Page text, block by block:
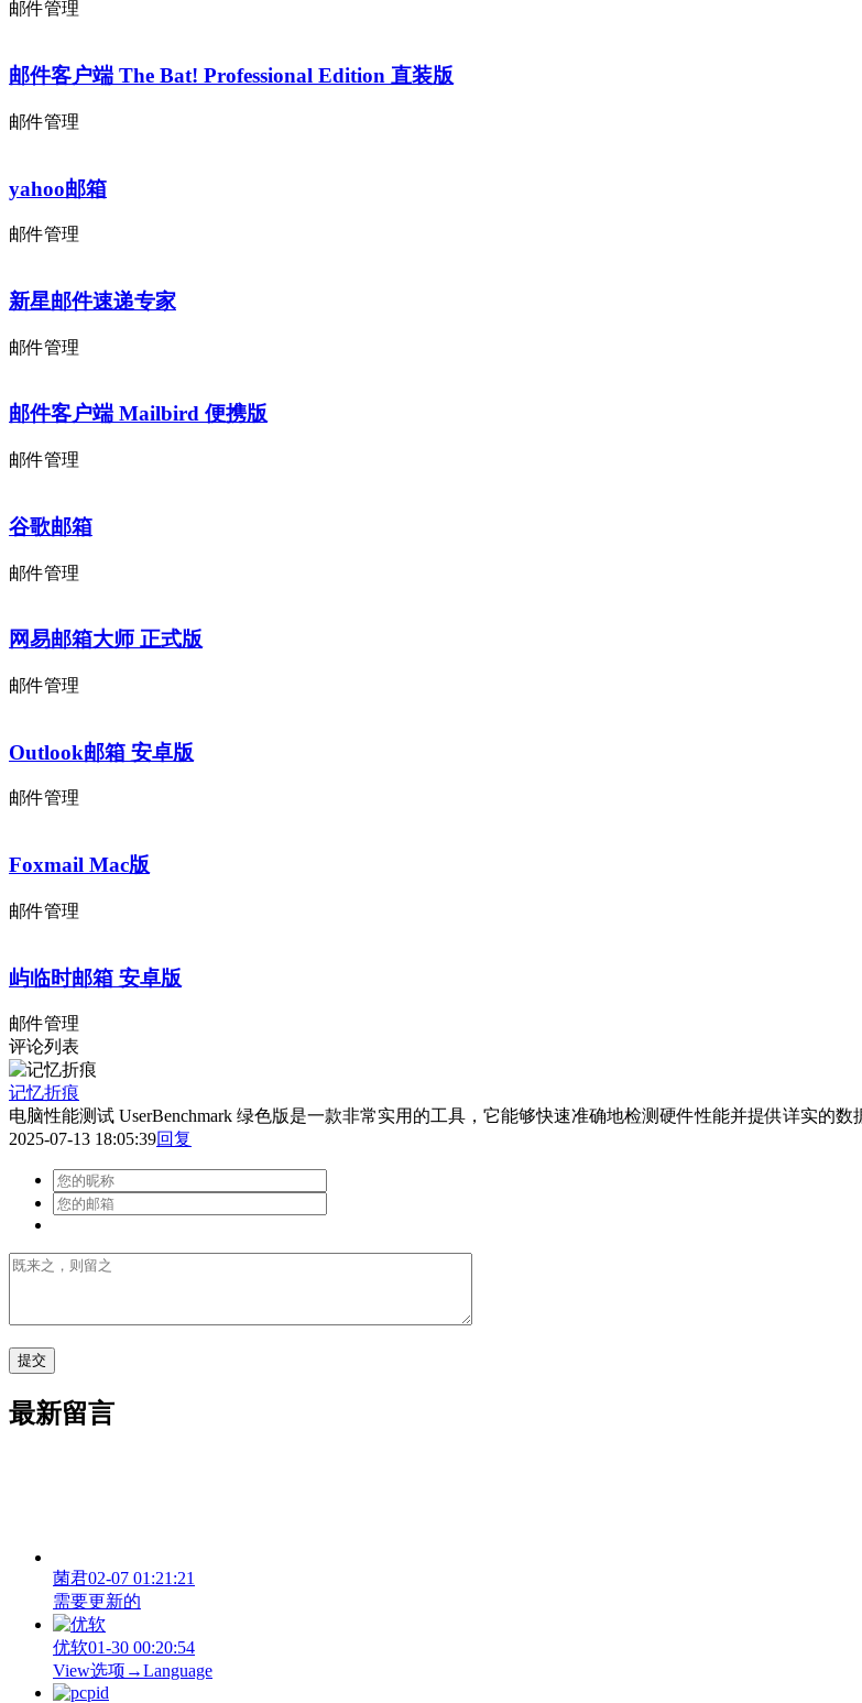
邮件管理
邮件客户端 The Bat! Professional Edition 直装版
邮件管理
yahoo邮箱
邮件管理
新星邮件速递专家
邮件管理
邮件客户端 Mailbird 便携版
邮件管理
谷歌邮箱
邮件管理
网易邮箱大师 正式版
邮件管理
Outlook邮箱 安卓版
邮件管理
Foxmail Mac版
邮件管理
屿临时邮箱 安卓版
邮件管理
评论列表
记忆折痕
电脑性能测试 UserBenchmark 绿色版是一款非常实用的工具，它能够快速准确地检测硬件性能并提供详实的
2025-07-13 18:05:39回复
最新留言
菌君02-07 01:21:21
需要更新的
优软01-30 00:20:54
View‌选项→Language